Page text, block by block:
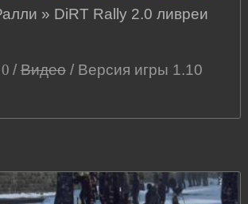
» DiRT Rally 2.0 ливреи
0 /Видео/ Версия игры 1.10